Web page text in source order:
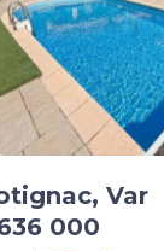
Var
000